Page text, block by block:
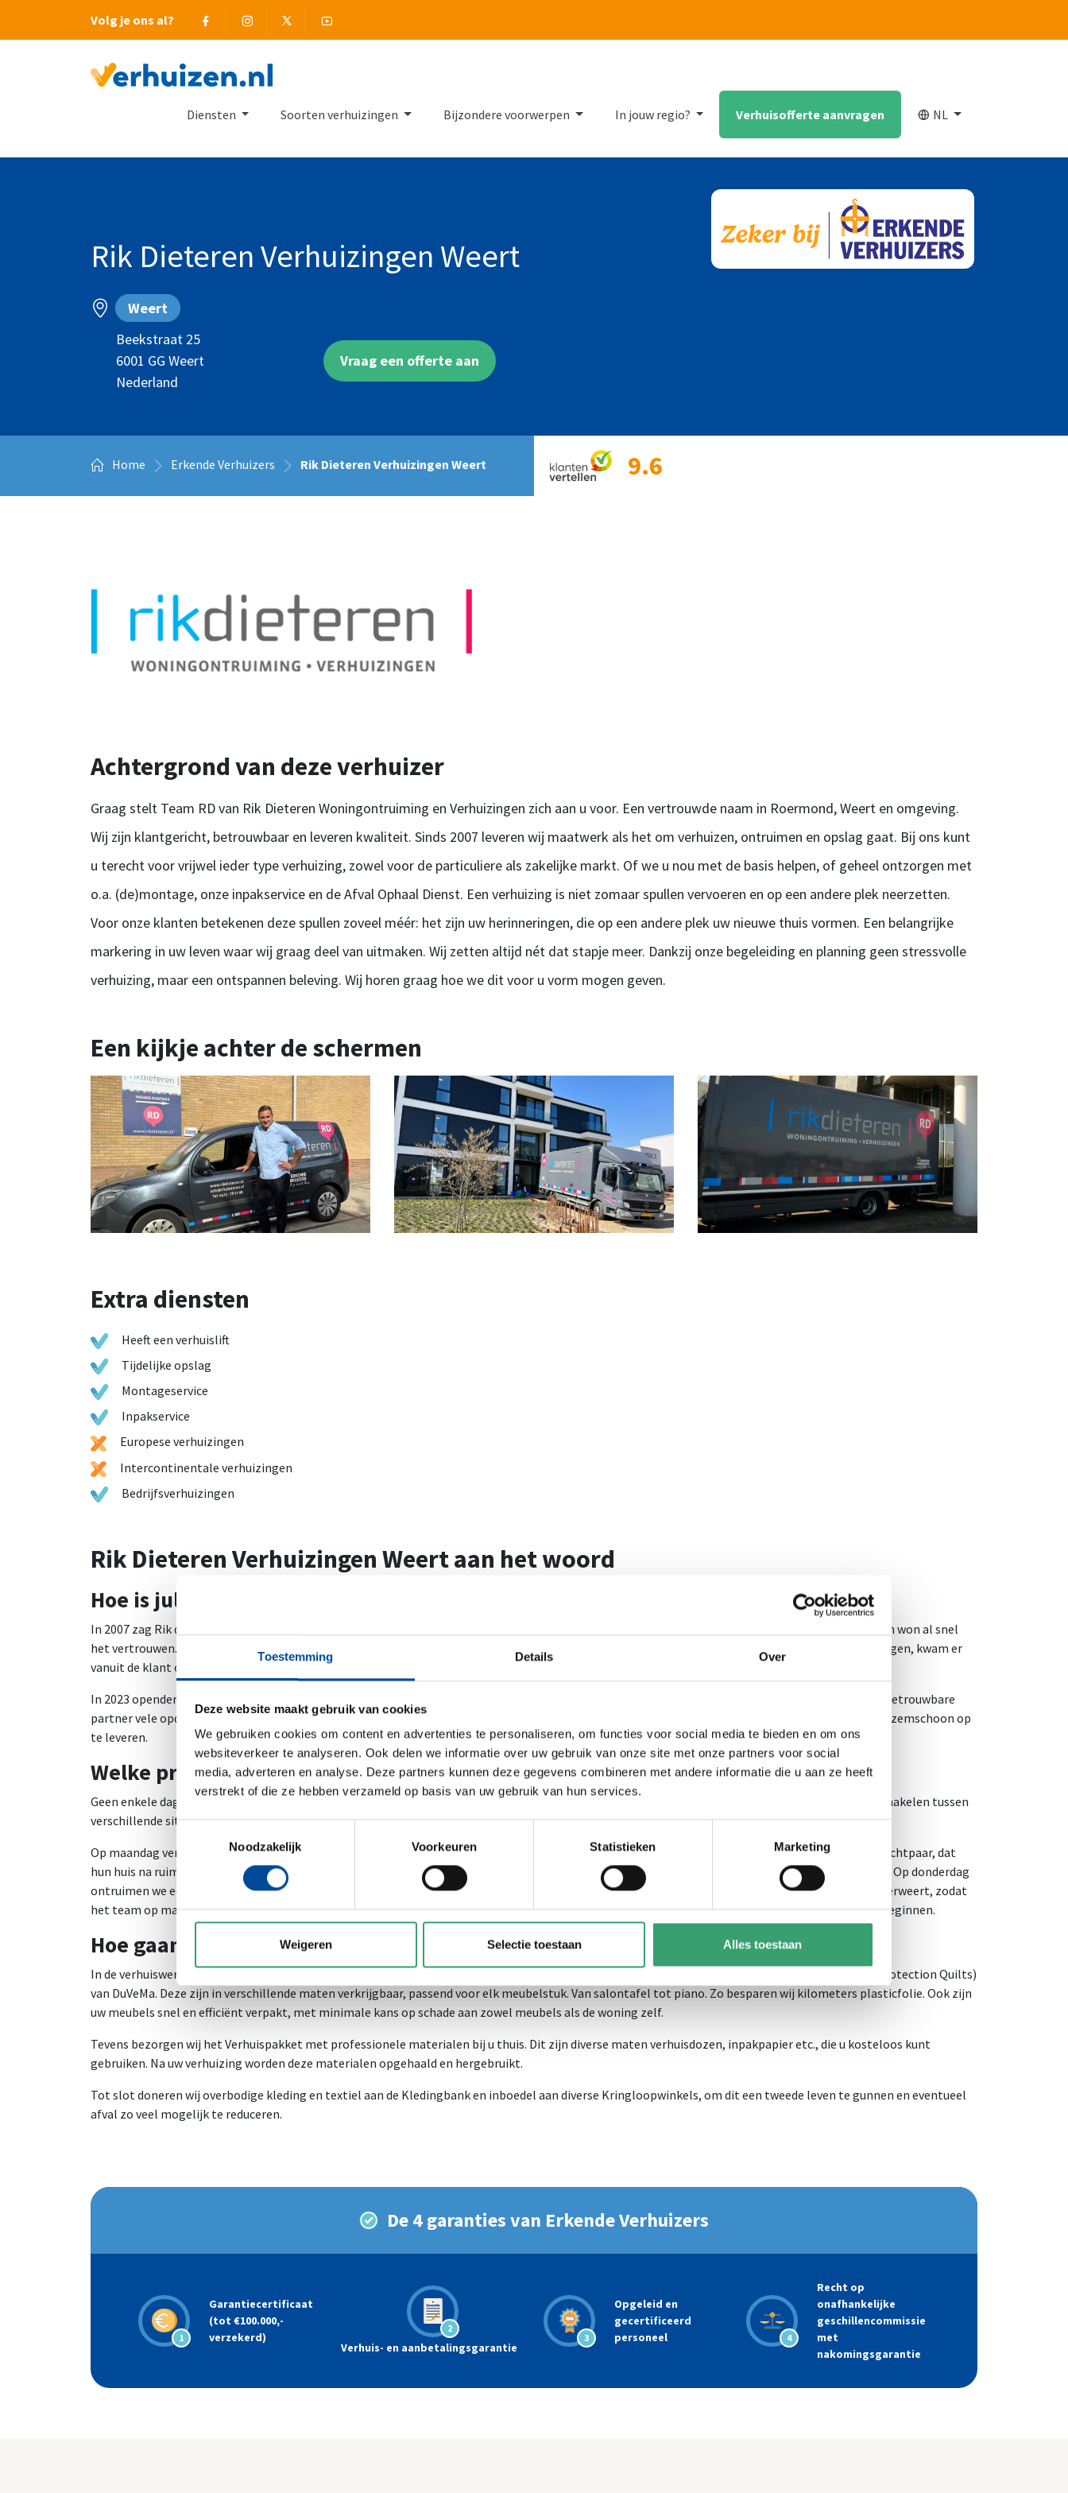
Toestemming Details Over
Deze website maakt gebruik van cookies
We gebruiken cookies om content en advertenties te personaliseren, om functies voor social media te bieden en om ons
websiteverkeer te analyseren. Ook delen we informatie over uw gebruik van onze site met onze partners voor social
media, adverteren en analyse. Deze partners kunnen deze gegevens combineren met andere informatie die u aan ze heeft
verstrekt of die ze hebben verzameld op basis van uw gebruik van hun services.
Toestemmingsselectie
Noodzakelijk
Voorkeuren Statistieken Marketing
Weigeren Selectie toestaan Alles toestaan
Volg je ons al? Facebook InstagramTwitter
Diensten Soorten verhuizingen Bijzondere voorwerpen In jouw regio? Verhuisofferte aanvragen NL
Rik Dieteren Verhuizingen Weert
Weert
Beekstraat 25
6001 GG Weert
Nederland
Vraag een offerte aan
9.6
Home Erkende Verhuizers Rik Dieteren Verhuizingen Weert
Achtergrond van deze verhuizer
Graag stelt Team RD van Rik Dieteren Woningontruiming en Verhuizingen zich aan u voor. Een vertrouwde naam in Roermond, Weert en omgeving.
Wij zijn klantgericht, betrouwbaar en leveren kwaliteit. Sinds 2007 leveren wij maatwerk als het om verhuizen, ontruimen en opslag gaat. Bij ons kunt
u terecht voor vrijwel ieder type verhuizing, zowel voor de particuliere als zakelijke markt. Of we u nou met de basis helpen, of geheel ontzorgen met
o.a. (de)montage, onze inpakservice en de Afval Ophaal Dienst. Een verhuizing is niet zomaar spullen vervoeren en op een andere plek neerzetten.
Voor onze klanten betekenen deze spullen zoveel méér: het zijn uw herinneringen, die op een andere plek uw nieuwe thuis vormen. Een belangrijke
markering in uw leven waar wij graag deel van uitmaken. Wij zetten altijd nét dat stapje meer. Dankzij onze begeleiding en planning geen stressvolle
verhuizing, maar een ontspannen beleving. Wij horen graag hoe we dit voor u vorm mogen geven.
Een kijkje achter de schermen
Extra diensten
Heeft een verhuislift
Tijdelijke opslag
Montageservice
Inpakservice
Europese verhuizingen
Intercontinentale verhuizingen
Bedrijfsverhuizingen
Rik Dieteren Verhuizingen Weert aan het woord
Hoe is jullie verhuisbedrijf ontstaan?
In 2007 zag Rik dat Roermond behoefte had aan zijn dienstverlening: het met respect ontruimen van woningen. Hij begon klein, maar dacht groot en won al snel
het vertrouwen. Door mond-tot-mond reclame groeide het bedrijf, waardoor hij al snel medewerkers in dienst nam. Naast het ontruimen van woningen, kwam er
vanuit de klant ook de vraag naar verhuizingen in Roermond, Weert en omstreken.
In 2023 openden wij ons tweede kantoor in Weert. Na al die jaren kunnen we met trots zeggen dat Team RD - inmiddels 25 man en vrouw sterk - als betrouwbare
partner vele opdrachten uitvoert. Elke dag rijden drie teams door de regio om u op professionele wijze te verhuizen of woningen te ontruimen en bezemschoon op
te leveren.
Welke projecten vinden jullie het leukst om te doen?
Geen enkele dag is hetzelfde, dat maakt het werk mooi. Elke dag een nieuwe puzzel die wij als Team RD oplossen. Wij hebben ervaring in het snel schakelen tussen
verschillende situaties en vinden een oplossing voor elke uitdaging.
Op maandag verhuizen we een jong gezin naar hun droomwoning in Herten. Dinsdag wonen we in Weert een emotioneel afscheid bij van een ouder echtpaar, dat
hun huis na ruim 40 jaar verwisselt voor een prachtig appartement. 's Woensdags verhuizen we een bewoner intern op een zorglocatie in Roermond. Op donderdag
ontruimen we een woning respectvol na een overlijden in Heythuysen. Dan sluiten we op vrijdag de week af met een grote kantoorverhuizing in Nederweert, zodat
het team op maandag fris kan starten op de nieuwe locatie. Tot slot rijden twee collega's op zaterdag onze Dozenroute, waarna het weekend kan beginnen.
Hoe gaan jullie om met duurzaamheid en innovatie?
In de verhuiswereld is het gebruikelijk om meubels te verpakken met dekens en plasticfolie. Wij werken al jaren met de duurzame verhuishoezen (Protection Quilts)
van DuVeMa. Deze zijn in verschillende maten verkrijgbaar, passend voor elk meubelstuk. Van salontafel tot piano. Zo besparen wij kilometers plasticfolie. Ook zijn
uw meubels snel en efficiënt verpakt, met minimale kans op schade aan zowel meubels als de woning zelf.
Tevens bezorgen wij het Verhuispakket met professionele materialen bij u thuis. Dit zijn diverse maten verhuisdozen, inpakpapier etc., die u kosteloos kunt
gebruiken. Na uw verhuizing worden deze materialen opgehaald en hergebruikt.
Tot slot doneren wij overbodige kleding en textiel aan de Kledingbank en inboedel aan diverse Kringloopwinkels, om dit een tweede leven te gunnen en eventueel
afval zo veel mogelijk te reduceren.
De 4 garanties van Erkende Verhuizers
1
Garantiecertificaat
(tot €100.000,-
verzekerd)
2
Verhuis- en aanbetalingsgarantie
3
Opgeleid en
gecertificeerd
personeel
4
Recht op
onafhankelijke
geschillencommissie
met
nakomingsgarantie